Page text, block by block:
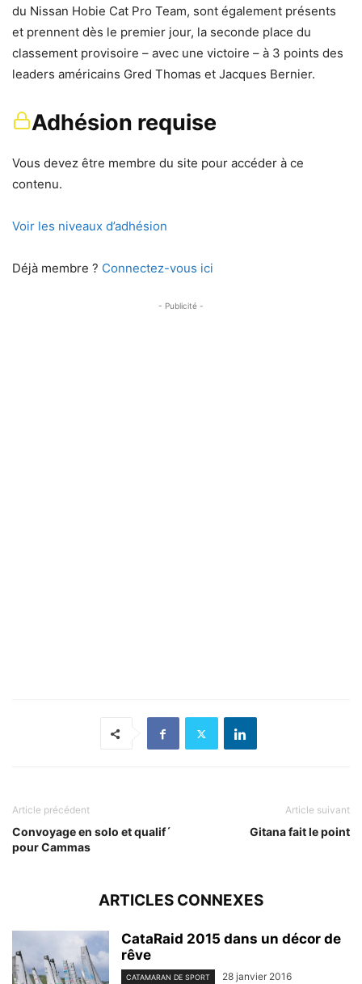
du Nissan Hobie Cat Pro Team, sont également présents
et prennent dès le premier jour, la seconde place du
classement provisoire – avec une victoire – à 3 points des
leaders américains Gred Thomas et Jacques Bernier.
Adhésion requise
Vous devez être membre du site pour accéder à ce
contenu.
Voir les niveaux d’adhésion
Déjà membre ? Connectez-vous ici
- Publicité -
Article précédent
Convoyage en solo et qualif´
pour Cammas
Article suivant
Gitana fait le point
ARTICLES CONNEXES
CataRaid 2015 dans un décor de
rêve
CATAMARAN DE SPORT 28 janvier 2016